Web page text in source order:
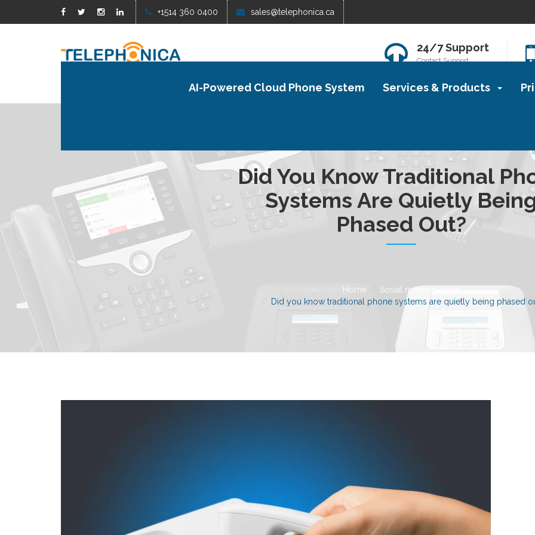
+1514 360 0400 sales@telephonica.ca
24/7 Support
Contact Support
AI-Powered Cloud Phone System Services & Products
Did You Know Traditional
Systems Are Quietly
Phased Out?
Home
Sosial media publish
Did you know traditional phone systems are quietly being phased